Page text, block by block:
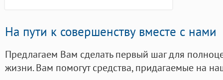
На пути к совершенству вместе с нами
Предлагаем Вам сделать первый шаг для
жизни. Вам помогут средства, придагаемые на